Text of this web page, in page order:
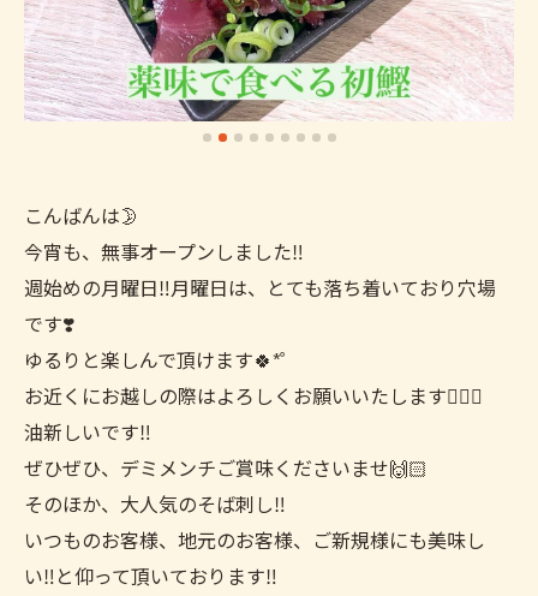
こんばんは🌛
今宵も、無事オープンしました‼️
週始めの月曜日‼️月曜日は、とても落ち着いており穴場
です❣️
ゆるりと楽しんで頂けます🍀*゜
お近くにお越しの際はよろしくお願いいたします🙇🏻‍♀️
油新しいです‼️
ぜひぜひ、デミメンチご賞味くださいませ🙌🏻
そのほか、大人気のそば刺し‼️
いつものお客様、地元のお客様、ご新規様にも美味し
い‼️と仰って頂いております‼️